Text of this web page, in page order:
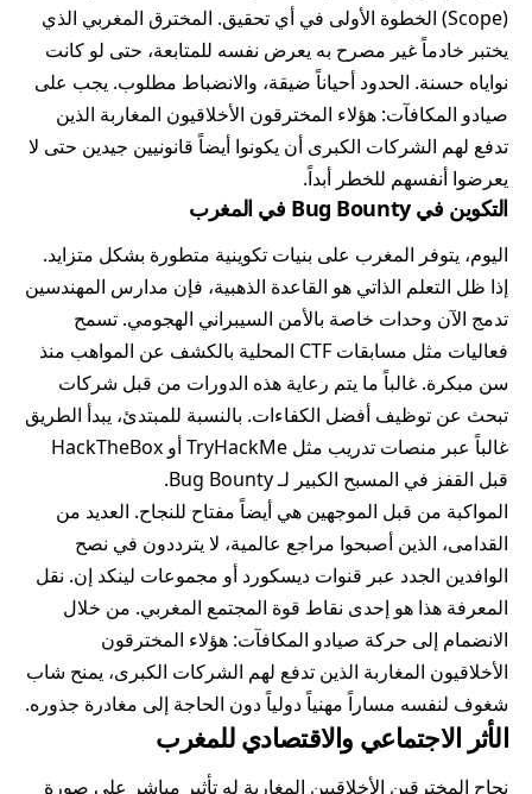
(Scope) الخطوة الأولى في أي تحقيق. المخترق المغربي الذي
يختبر خادماً غير مصرح به يعرض نفسه للمتابعة، حتى لو كانت
نواياه حسنة. الحدود أحياناً ضيقة، والانضباط مطلوب. يجب على
صيادو المكافآت: هؤلاء المخترقون الأخلاقيون المغاربة الذين
تدفع لهم الشركات الكبرى أن يكونوا أيضاً قانونيين جيدين حتى لا
يعرضوا أنفسهم للخطر أبداً.
التكوين في Bug Bounty في المغرب
اليوم، يتوفر المغرب على بنيات تكوينية متطورة بشكل متزايد.
إذا ظل التعلم الذاتي هو القاعدة الذهبية، فإن مدارس المهندسين
تدمج الآن وحدات خاصة بالأمن السيبراني الهجومي. تسمح
فعاليات مثل مسابقات CTF المحلية بالكشف عن المواهب منذ
سن مبكرة. غالباً ما يتم رعاية هذه الدورات من قبل شركات
تبحث عن توظيف أفضل الكفاءات. بالنسبة للمبتدئ، يبدأ الطريق
غالباً عبر منصات تدريب مثل TryHackMe أو HackTheBox
قبل القفز في المسبح الكبير لـ Bug Bounty.
المواكبة من قبل الموجهين هي أيضاً مفتاح للنجاح. العديد من
القدامى، الذين أصبحوا مراجع عالمية، لا يترددون في نصح
الوافدين الجدد عبر قنوات ديسكورد أو مجموعات لينكد إن. نقل
المعرفة هذا هو إحدى نقاط قوة المجتمع المغربي. من خلال
الانضمام إلى حركة صيادو المكافآت: هؤلاء المخترقون
الأخلاقيون المغاربة الذين تدفع لهم الشركات الكبرى، يمنح شاب
شغوف لنفسه مساراً مهنياً دولياً دون الحاجة إلى مغادرة جذوره.
الأثر الاجتماعي والاقتصادي للمغرب
نجاح المخترقين الأخلاقيين المغاربة له تأثير مباشر على صورة